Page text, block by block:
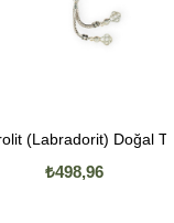
Spektrolit (Labradorit) Doğal
₺498,96